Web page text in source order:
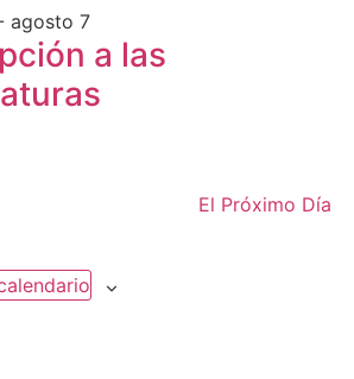
a las
agosto 7
El Próximo Día